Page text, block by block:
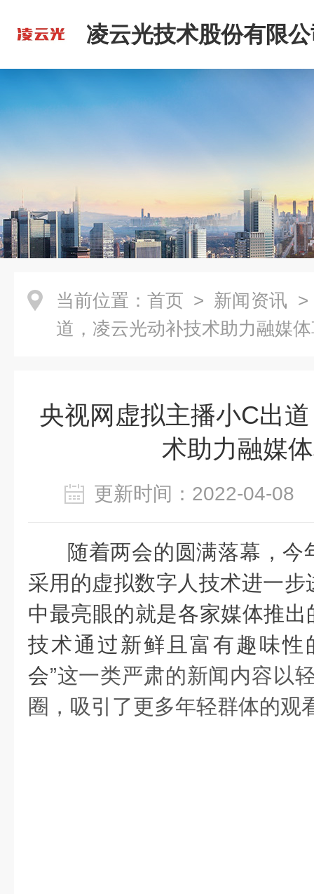
凌云光技术股份有限
当前位置： 首页 > 新闻资讯 >
道，凌云光动补技术助力融媒
央视网虚拟主播小C出
术助力融媒
更新时间：2022-04-
随着两会的圆满落幕，今
采用的虚拟数字人技术进一
中最亮眼的就是各家媒体推出
技术通过新鲜且富有趣味性
会”这一类严肃的新闻内容以
圈，吸引了更多年轻群体的观